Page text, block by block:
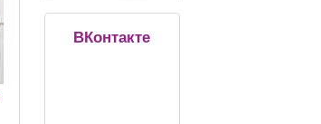
ВКонтакте